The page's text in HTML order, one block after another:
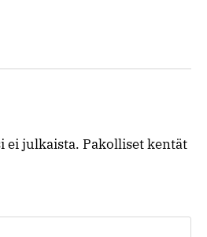
ei julkaista. Pakolliset kentät